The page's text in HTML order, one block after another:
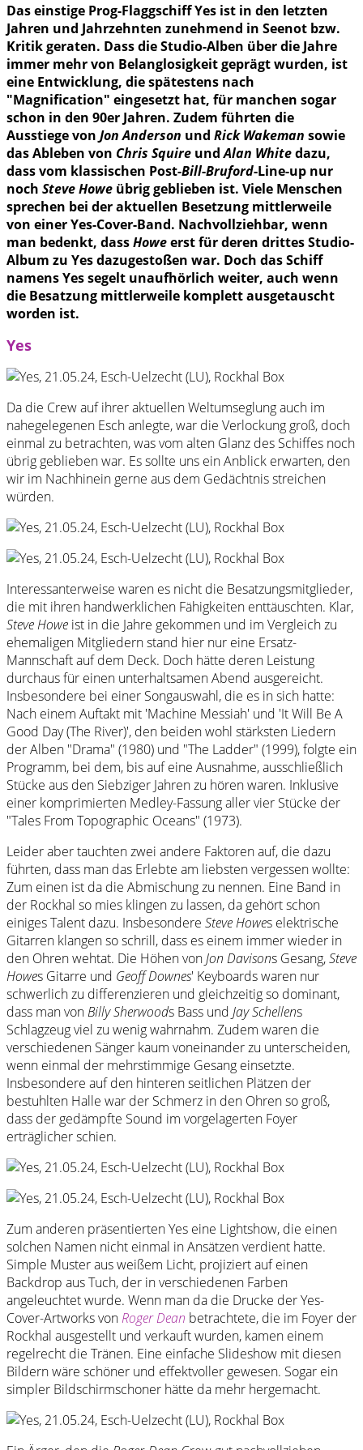
Das einstige Prog-Flaggschiff Yes ist in den letzten
Jahren und Jahrzehnten zunehmend in Seenot bzw.
Kritik geraten. Dass die Studio-Alben über die Jahre
immer mehr von Belanglosigkeit geprägt wurden, ist
eine Entwicklung, die spätestens nach
"Magnification" eingesetzt hat, für manchen sogar
schon in den 90er Jahren. Zudem führten die
Ausstiege von Jon Anderson und Rick Wakeman sowie
das Ableben von Chris Squire undAlan Whitedazu,
dass vom klassischen Post-Bill-Bruford-Line-up nur
noch Steve Howe übrig geblieben ist. Viele Menschen
sprechen bei der aktuellen Besetzung mittlerweile
von einer Yes-Cover-Band. Nachvollziehbar, wenn
man bedenkt, dassHoweerst für deren drittes Studio-
Album zu Yes dazugestoßen war. Doch das Schiff
namens Yes segelt unaufhörlich weiter, auch wenn
die Besatzung mittlerweile komplett ausgetauscht
worden ist.
Yes
Da die Crew auf ihrer aktuellen Weltumseglung auch im
nahegelegenen Esch anlegte, war die Verlockung groß, doch
einmal zu betrachten, was vom alten Glanz des Schiffes noch
übrig geblieben war. Es sollte uns ein Anblick erwarten, den
wir im Nachhinein gerne aus dem Gedächtnis streichen
würden.
Interessanterweise waren es nicht die Besatzungsmitglieder,
die mit ihren handwerklichen Fähigkeiten enttäuschten. Klar,
Steve Howe ist in die Jahre gekommen und im Vergleich zu
ehemaligen Mitgliedern stand hier nur eine Ersatz-
Mannschaft auf dem Deck. Doch hätte deren Leistung
durchaus für einen unterhaltsamen Abend ausgereicht.
Insbesondere bei einer Songauswahl, die es in sich hatte:
Nach einem Auftakt mit 'Machine Messiah' und 'It Will Be A
Good Day (The River)', den beiden wohl stärksten Liedern
der Alben "Drama" (1980) und "The Ladder" (1999), folgte ein
Programm, bei dem, bis auf eine Ausnahme, ausschließlich
Stücke aus den Siebziger Jahren zu hören waren. Inklusive
einer komprimierten Medley-Fassung aller vier Stücke der
"Tales From Topographic Oceans" (1973).
Leider aber tauchten zwei andere Faktoren auf, die dazu
führten, dass man das Erlebte am liebsten vergessen wollte:
Zum einen ist da die Abmischung zu nennen. Eine Band in
der Rockhal so mies klingen zu lassen, da gehört schon
einiges Talent dazu. Insbesondere Steve Howes elektrische
Gitarren klangen so schrill, dass es einem immer wieder in
den Ohren wehtat. Die Höhen vonJon Davisons Gesang,Steve
Howes Gitarre und Geoff Downes' Keyboards waren nur
schwerlich zu differenzieren und gleichzeitig so dominant,
dass man vonBilly Sherwoods Bass und Jay Schellens
Schlagzeug viel zu wenig wahrnahm. Zudem waren die
verschiedenen Sänger kaum voneinander zu unterscheiden,
wenn einmal der mehrstimmige Gesang einsetzte.
Insbesondere auf den hinteren seitlichen Plätzen der
bestuhlten Halle war der Schmerz in den Ohren so groß,
dass der gedämpfte Sound im vorgelagerten Foyer
erträglicher schien.
Zum anderen präsentierten Yes eine Lightshow, die einen
solchen Namen nicht einmal in Ansätzen verdient hatte.
Simple Muster aus weißem Licht, projiziert auf einen
Backdrop aus Tuch, der in verschiedenen Farben
angeleuchtet wurde. Wenn man da die Drucke der Yes-
Cover-Artworks von Roger Dean betrachtete, die im Foyer der
Rockhal ausgestellt und verkauft wurden, kamen einem
regelrecht die Tränen. Eine einfache Slideshow mit diesen
Bildern wäre schöner und effektvoller gewesen. Sogar ein
simpler Bildschirmschoner hätte da mehr hergemacht.